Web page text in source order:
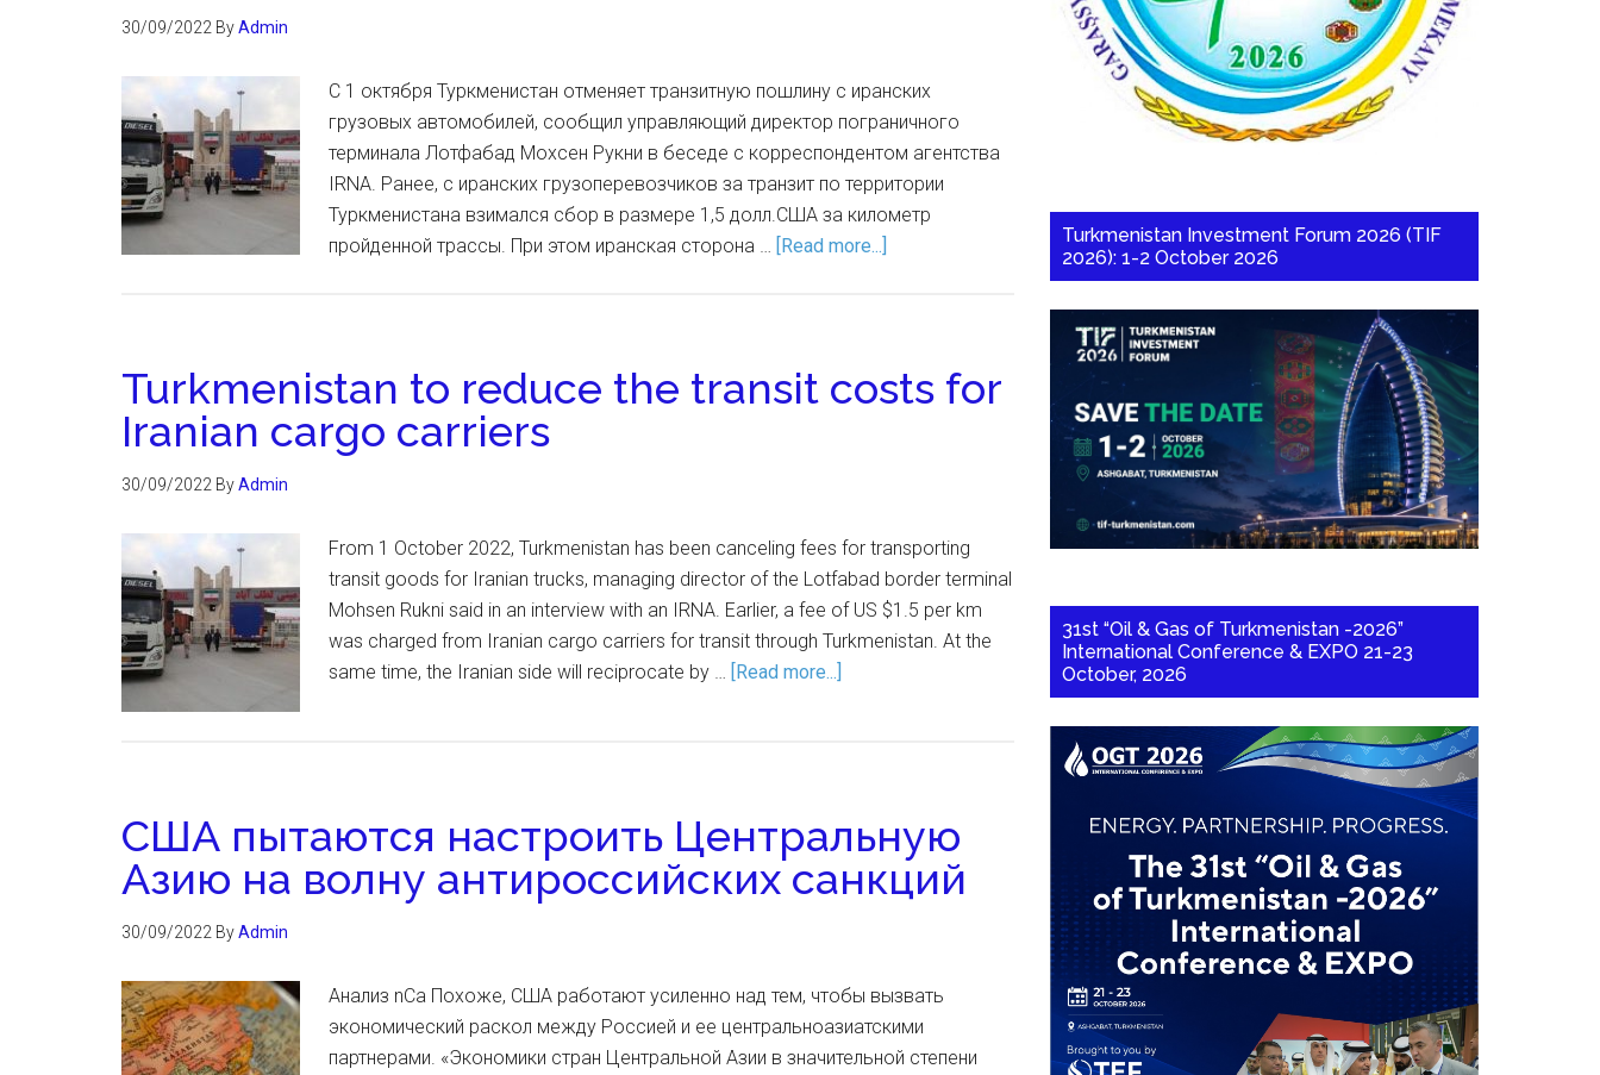
30/09/2022 ByAdmin
С 1 октября Туркменистан отменяет транзитную пошлину с иранских
грузовых автомобилей, сообщил управляющий директор пограничного
терминала Лотфабад Мохсен Рукни в беседе с корреспондентом агентства
IRNA. Ранее, с иранских грузоперевозчиков за транзит по территории
Туркменистана взимался сбор в размере 1,5 долл.США за километр
пройденной трассы. При этом иранская сторона … [Read more...]
Turkmenistan to reduce the transit costs for
Iranian cargo carriers
30/09/2022 ByAdmin
From 1 October 2022, Turkmenistan has been canceling fees for transporting
transit goods for Iranian trucks, managing director of the Lotfabad border terminal
Mohsen Rukni said in an interview with an IRNA. Earlier, a fee of US $1.5 per km
was charged from Iranian cargo carriers for transit through Turkmenistan. At the
same time, the Iranian side will reciprocate by … [Read more...]
США пытаются настроить Центральную
Азию на волну антироссийских санкций
30/09/2022 ByAdmin
Анализ nCa Похоже, США работают усиленно над тем, чтобы вызвать
экономический раскол между Россией и ее центральноазиатскими
партнерами. «Экономики стран Центральной Азии в значительной степени
Turkmenistan Investment Forum 2026 (TIF
2026): 1-2 October 2026
31st “Oil & Gas of Turkmenistan -2026”
International Conference & EXPO 21-23
October, 2026